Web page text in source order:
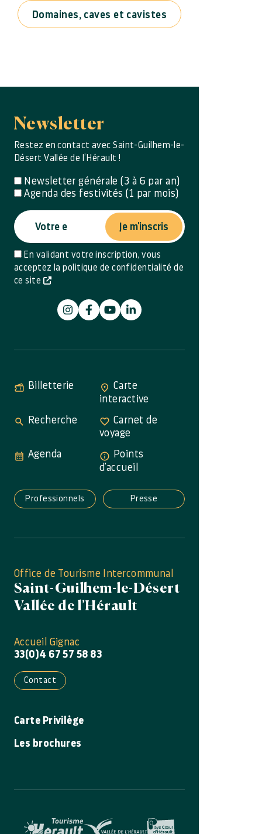
Domaines, caves et cavistes
Newsletter
Restez en contact avec Saint-Guilhem-le-
Désert Vallée de l’Hérault !
Newsletter générale (3 à 6 par an)
Agenda des festivités (1 par mois)
En validant votre inscription, vous
acceptez la politique de confidentialité de
ce site
Je m'inscris
Billetterie
Carte
interactive
Recherche
Carnet de
voyage
Agenda
Points
d'accueil
Professionnels Presse
Office de Tourisme Intercommunal
Saint-Guilhem-le-Désert
Vallée de l’Hérault
Accueil Gignac
33(0)4 67 57 58 83
Contact
Carte Privilège
Les brochures